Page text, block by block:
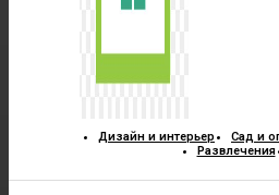
Дизайн и интерьер Сад и
Развлечения